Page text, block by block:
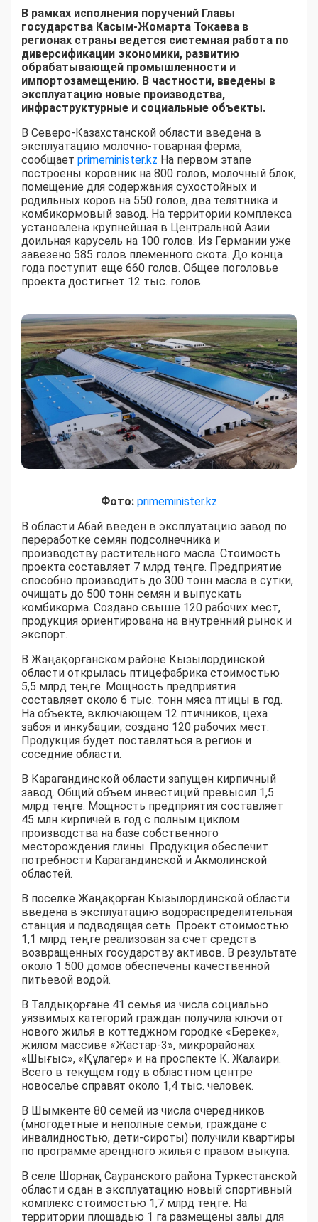
В рамках исполнения поручений Главы
государства Касым-Жомарта Токаева в
регионах страны ведется системная работа по
диверсификации экономики, развитию
обрабатывающей промышленности и
импортозамещению. В частности, введены в
эксплуатацию новые производства,
инфраструктурные и социальные объекты.
В Северо-Казахстанской области введена в
эксплуатацию молочно-товарная ферма,
сообщает primeminister.kz На первом этапе
построены коровник на 800 голов, молочный блок,
помещение для содержания сухостойных и
родильных коров на 550 голов, два телятника и
комбикормовый завод. На территории комплекса
установлена крупнейшая в Центральной Азии
доильная карусель на 100 голов. Из Германии уже
завезено 585 голов племенного скота. До конца
года поступит еще 660 голов. Общее поголовье
проекта достигнет 12 тыс. голов.
Фото: primeminister.kz
В области Абай введен в эксплуатацию завод по
переработке семян подсолнечника и
производству растительного масла. Стоимость
проекта составляет 7 млрд теңге. Предприятие
способно производить до 300 тонн масла в сутки,
очищать до 500 тонн семян и выпускать
комбикорма. Создано свыше 120 рабочих мест,
продукция ориентирована на внутренний рынок и
экспорт.
В Жаңақорғанском районе Кызылординской
области открылась птицефабрика стоимостью
5,5 млрд теңге. Мощность предприятия
составляет около 6 тыс. тонн мяса птицы в год.
На объекте, включающем 12 птичников, цеха
забоя и инкубации, создано 120 рабочих мест.
Продукция будет поставляться в регион и
соседние области.
В Карагандинской области запущен кирпичный
завод. Общий объем инвестиций превысил 1,5
млрд теңге. Мощность предприятия составляет
45 млн кирпичей в год с полным циклом
производства на базе собственного
месторождения глины. Продукция обеспечит
потребности Карагандинской и Акмолинской
областей.
В поселке Жаңақорған Кызылординской области
введена в эксплуатацию водораспределительная
станция и подводящая сеть. Проект стоимостью
1,1 млрд теңге реализован за счет средств
возвращенных государству активов. В результате
около 1 500 домов обеспечены качественной
питьевой водой.
В Талдықорғане 41 семья из числа социально
уязвимых категорий граждан получила ключи от
нового жилья в коттеджном городке «Береке»,
жилом массиве «Жастар-3», микрорайонах
«Шығыс», «Құлагер» и на проспекте К. Жалаири.
Всего в текущем году в областном центре
новоселье справят около 1,4 тыс. человек.
В Шымкенте 80 семей из числа очередников
(многодетные и неполные семьи, граждане с
инвалидностью, дети-сироты) получили квартиры
по программе арендного жилья с правом выкупа.
В селе Шорнақ Сауранского района Туркестанской
области сдан в эксплуатацию новый спортивный
комплекс стоимостью 1,7 млрд теңге. На
территории площадью 1 га размещены залы для